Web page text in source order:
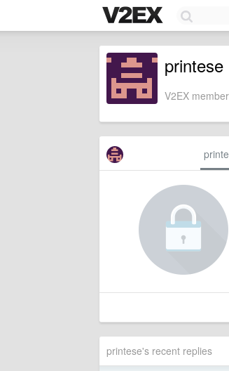
printese
V2EX
printese's recent replies